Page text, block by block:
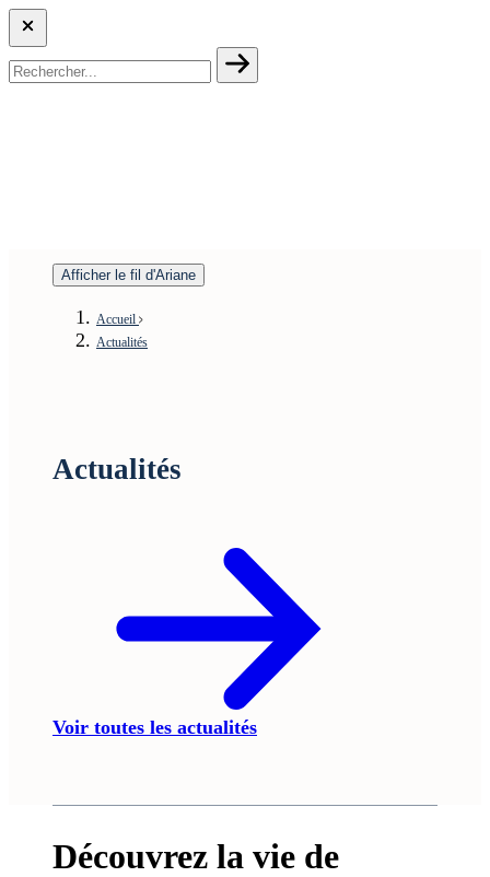
Afficher le fil d'Ariane
Accueil
Actualités
Actualités
Voir toutes les actualités
Découvrez la vie de